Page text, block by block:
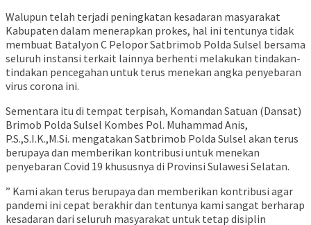
Walupun telah terjadi peningkatan kesadaran masyarakat
Kabupaten dalam menerapkan prokes, hal ini tentunya tidak
membuat Batalyon C Pelopor Satbrimob Polda Sulsel bersama
seluruh instansi terkait lainnya berhenti melakukan tindakan-
tindakan pencegahan untuk terus menekan angka penyebaran
virus corona ini.
Sementara itu di tempat terpisah, Komandan Satuan (Dansat)
Brimob Polda Sulsel Kombes Pol. Muhammad Anis,
P.S.,S.I.K.,M.Si. mengatakan Satbrimob Polda Sulsel akan terus
berupaya dan memberikan kontribusi untuk menekan
penyebaran Covid 19 khususnya di Provinsi Sulawesi Selatan.
” Kami akan terus berupaya dan memberikan kontribusi agar
pandemi ini cepat berakhir dan tentunya kami sangat berharap
kesadaran dari seluruh masyarakat untuk tetap disiplin